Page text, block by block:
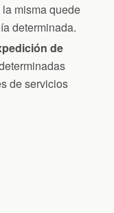
misma quede
determinada.
de
de servicios